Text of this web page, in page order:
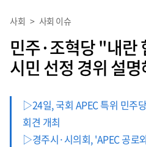
사회 > 사회 이슈
민주·조혁당 "내란
시민 선정 경위 설
▷24일, 국회 APEC 특위 민주
회견 개최
▷경주시·시의회, 'APEC 공로